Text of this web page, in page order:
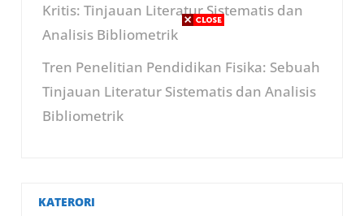
Kritis: Tinjauan Literatur Sistematis dan
Analisis Bibliometrik
Tren Penelitian Pendidikan Fisika: Sebuah
Tinjauan Literatur Sistematis dan Analisis
Bibliometrik
KATERORI